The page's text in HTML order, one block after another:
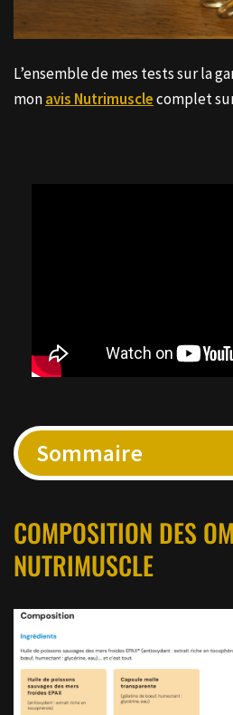
L’ensemble de mes tests sur la
monavis Nutrimusclecomplet
Sommaire
COMPOSITION DES
NUTRIMUSCLE